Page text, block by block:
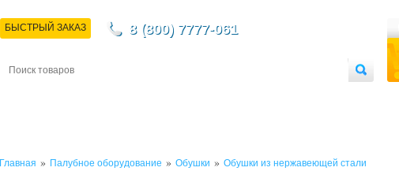
БЫСТРЫЙ ЗАКАЗ 8 (800) 7777-061
Главная » Палубное оборудование » Обушки » Обушки из нержавеющей стали